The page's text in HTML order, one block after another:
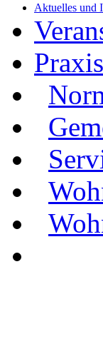
Aktuelles und